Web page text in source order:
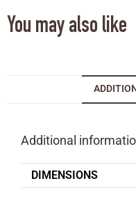
You may also like
Additional
DIMENSIONS